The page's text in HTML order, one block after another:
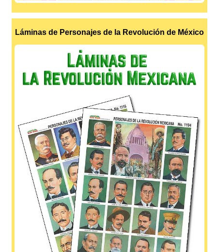
Láminas de Personajes de la Revolución de México